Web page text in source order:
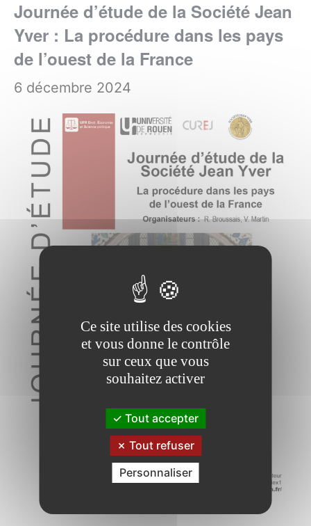
Journée d’étude de la Société Jean
Yver : La procédure dans les pays
de l’ouest de la France
6 décembre 2024
Ce site utilise des cookies
et vous donne le contrôle
sur ceux que vous
souhaitez activer
Tout accepter
Tout refuser
Personnaliser